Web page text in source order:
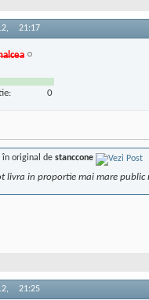
21:17
0
în original de stanccone
livra in proportie mai mare public
21:25